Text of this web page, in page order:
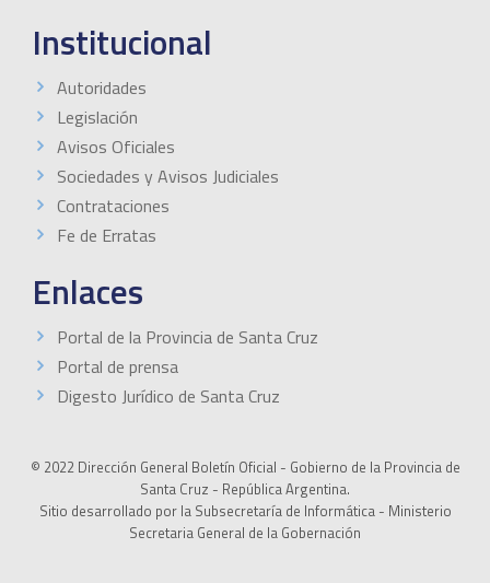
Institucional
Autoridades
Legislación
Avisos Oficiales
Sociedades y Avisos Judiciales
Contrataciones
Fe de Erratas
Enlaces
Portal de la Provincia de Santa Cruz
Portal de prensa
Digesto Jurídico de Santa Cruz
© 2022 Dirección General Boletín Oficial - Gobierno de la Provincia de
Santa Cruz - República Argentina.
Sitio desarrollado por la Subsecretaría de Informática - Ministerio
Secretaria General de la Gobernación